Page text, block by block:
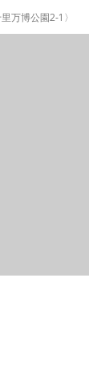
万博公園2-1〉